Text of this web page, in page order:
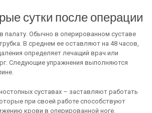
сутки после операции
палату. Обычно в оперированном суставе
В среднем ее оставляют на 48 часов,
определяет лечащий врач или
Следующие упражнения выполняются
суставах – заставляют работать
при своей работе способствуют
крови в оперированной ноге.